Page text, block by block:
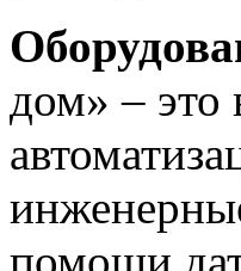
дом» – это
помощи